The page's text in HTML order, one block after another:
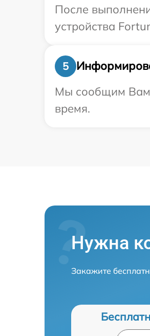
После
устройства
5
Мы сообщим Вам
время.
Нужна
Закажите